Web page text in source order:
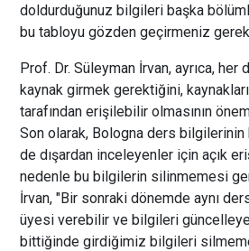
doldurduğunuz bilgileri başka
bu tabloyu gözden geçirmeniz
Prof. Dr. Süleyman İrvan, ayrıca, her
kaynak girmek gerektiğini,
tarafından erişilebilir olmasının
Son olarak, Bologna ders
de dışardan inceleyenler için açık
nedenle bu bilgilerin silinmemesi
İrvan, "Bir sonraki dönemde aynı
üyesi verebilir ve bilgileri
bittiğinde girdiğimiz bilgileri